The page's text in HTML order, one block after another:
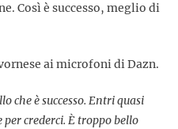
Così è successo, meglio di
ai microfoni di Dazn.
che è successo. Entri quasi
per crederci. È troppo bello